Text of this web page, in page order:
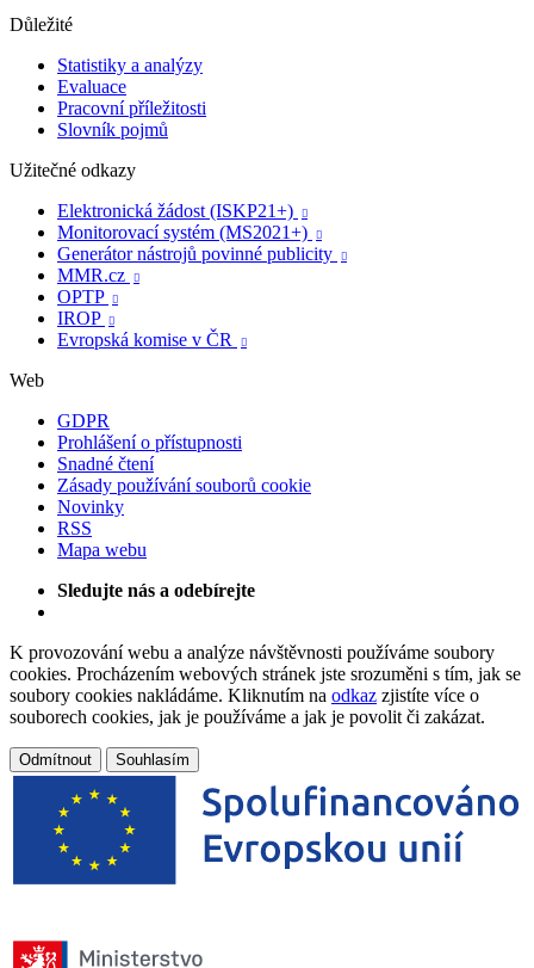
Důležité
Statistiky a analýzy
Evaluace
Pracovní příležitosti
Slovník pojmů
Užitečné odkazy
Elektronická žádost (ISKP21+)

Monitorovací systém (MS2021+) 
Generátor nástrojů povinné publicity 
MMR.cz 
OPTP 
IROP 
Evropská komise v ČR 
Web
GDPR
Prohlášení o přístupnosti
Snadné čtení
Zásady používání souborů cookie
Novinky
RSS
Mapa webu
Sledujte nás a odebírejte
K provozování webu a analýze návštěvnosti používáme soubory
cookies. Procházením webových stránek jste srozuměni s tím, jak se
soubory cookies nakládáme. Kliknutím na odkaz zjistíte více o
souborech cookies, jak je používáme a jak je povolit či zakázat.
Odmítnout Souhlasím